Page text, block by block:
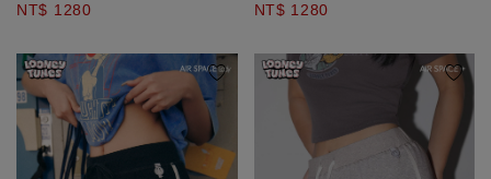
NT$ 1280 NT$ 1280